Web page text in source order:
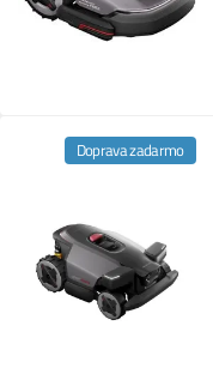
Doprava zadarmo